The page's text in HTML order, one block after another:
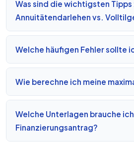
Was sind die wichtigsten Tipps
Annuitätendarlehen vs.
Welche häufigen Fehler sollte
Wie berechne ich meine
Welche Unterlagen brauche
Finanzierungsantrag?